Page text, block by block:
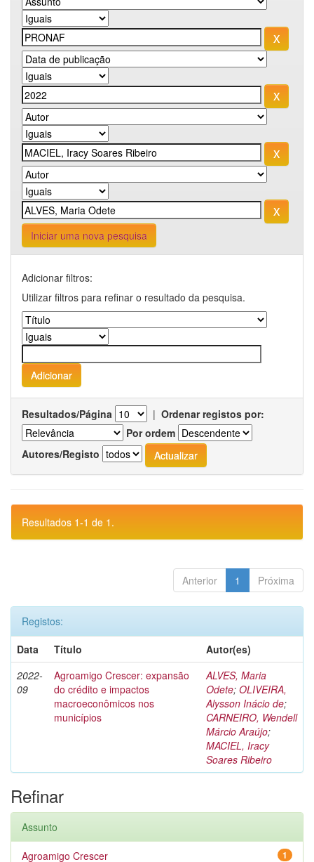
Iniciar uma nova pesquisa
Adicionar filtros:
Utilizar filtros para refinar o resultado da pesquisa.
Resultados/Página | Ordenar registos por:
Por ordem
Autores/Registo
Resultados 1-1 de 1.
Anterior 1 Próxima
Registos:
Data
Título
Autor(es)
2022-
09
Agroamigo Crescer: expansão
do crédito e impactos
macroeconômicos nos
municípios
ALVES, Maria
Odete; OLIVEIRA,
Alysson Inácio de;
CARNEIRO, Wendell
Márcio Araújo;
MACIEL, Iracy
Soares Ribeiro
Refinar
Assunto
1
Agroamigo Crescer